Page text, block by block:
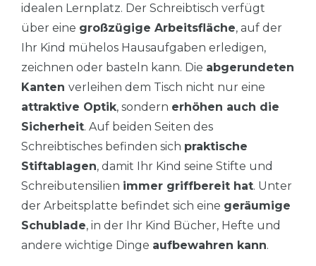
idealen Lernplatz. Der Schreibtisch verfügt
über eine großzügige Arbeitsfläche, auf der
Ihr Kind mühelos Hausaufgaben erledigen,
zeichnen oder basteln kann. Die abgerundeten
Kanten verleihen dem Tisch nicht nur eine
attraktive Optik, sondern erhöhen auch die
Sicherheit. Auf beiden Seiten des
Schreibtisches befinden sich praktische
Stiftablagen, damit Ihr Kind seine Stifte und
Schreibutensilien immer griffbereit hat. Unter
der Arbeitsplatte befindet sich eine geräumige
Schublade, in der Ihr Kind Bücher, Hefte und
andere wichtige Dinge aufbewahren kann.